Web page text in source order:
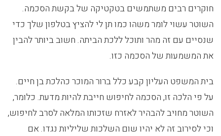
חוקרים רבים משתמשים בטקטיקה של בקשת הסכמה.
השוטר עשוי לומר משהו כמו תן לי להציץ בטלפון שלך כדי
שנסיים עם זה מהר ותוכל ללכת הביתה. חשוב ביותר להבין
את המשמעות של הסכמה כזו.
בית המשפט העליון קבע כלל ברור המוכר כהלכת בן חיים.
על פי הלכה זו, הסכמה לחיפוש חייבת להיות מדעת. כלומר,
השוטר מחויב להבהיר לאזרח שזכותו המלאה לסרב לחיפוש,
וכי לסירוב זה לא יהיו שום השלכות שליליות נגדו. אם